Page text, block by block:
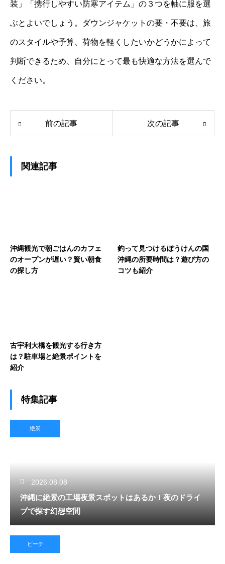
装」「携行しやすい防寒アイテム」の３つを軸に服を選
ぶとよいでしょう。ダウンジャケットの要・不要は、旅
のスタイルや予算、荷物を軽くしたいかどうかによって
判断できるため、自分にとって最も快適な方法を選んで
ください。
前の記事 次の記事
関連記事
沖縄観光で朝ごはんのカフェ
のオープンが遅い？賢い朝食
の探し方
釣って見つけるぼうけんの国
沖縄の所要時間は？遊び方の
コツも紹介
古宇利大橋を観光する行き方
は？駐車場と絶景ポイントを
紹介
特集記事
絶景
2026.08.08
沖縄に絶景の工場夜景スポットはあるか！夜のドライ
ブで探す幻想空間
ビーチ